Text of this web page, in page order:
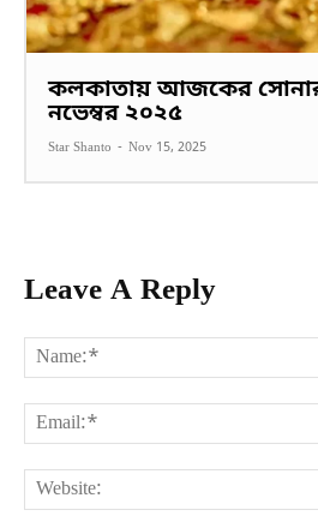
কলকাতায় আজকের
নভেম্বর ২০২৫
Star Shanto - Nov 15, 2025
Leave A Reply